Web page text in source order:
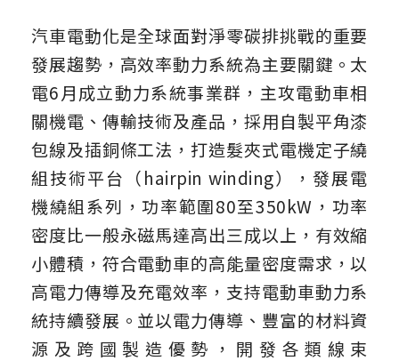
汽車電動化是全球面對淨零碳排挑戰的重要
發展趨勢，高效率動力系統為主要關鍵。太
電6月成立動力系統事業群，主攻電動車相
關機電、傳輸技術及產品，採用自製平角漆
包線及插銅條工法，打造髮夾式電機定子繞
組技術平台（hairpin winding），發展電
機繞組系列，功率範圍80至350kW，功率
密度比一般永磁馬達高出三成以上，有效縮
小體積，符合電動車的高能量密度需求，以
高電力傳導及充電效率，支持電動車動力系
統持續發展。並以電力傳導、豐富的材料資
源及跨國製造優勢，開發各類線束